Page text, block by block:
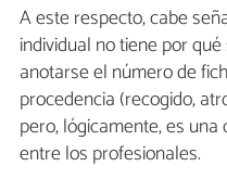
A este respecto, cabe
individual no tiene por
anotarse el número de
procedencia (recogido,
pero, lógicamente, es
entre los profesionales.